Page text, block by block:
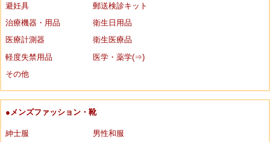
避妊具
郵送検診キット
治療機器・用品
衛生日用品
医療計測器
衛生医療品
軽度失禁用品
医学・薬学(⇒)
その他
●メンズファッション・靴
紳士服
男性和服